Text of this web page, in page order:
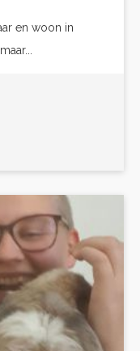
en woon in